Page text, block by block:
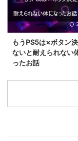
もうPS5は×ボタン
ないと耐えられない
ったお話